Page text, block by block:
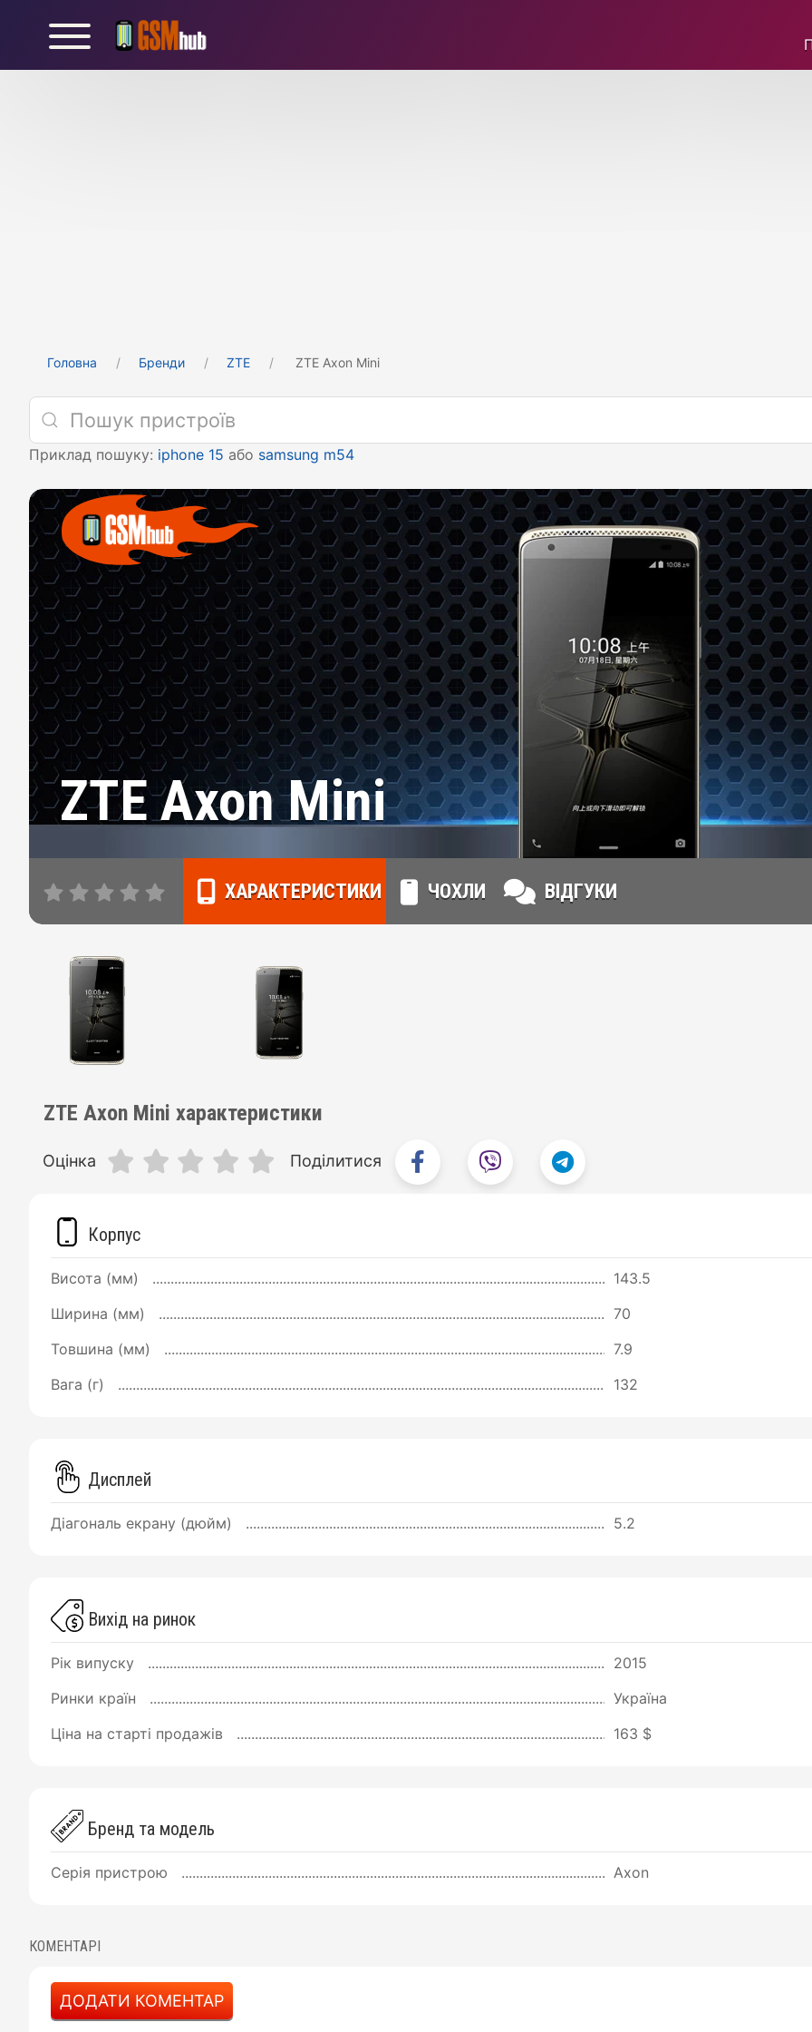
Головна Бренди ZTE ZTE Axon Mini
Приклад пошуку: iphone 15 або samsung m54
ZTE Axon Mini
ХАРАКТЕРИСТИКИ ЧОХЛИ ВІДГУКИ
ZTE Axon Mini характеристики
Оцінка Поділитися
Корпус
Висота (мм)
143.5
Ширина (мм)
70
Товшина (мм)
7.9
Вага (г)
132
Дисплей
Діагональ екрану (дюйм) 5.2
Вихід на ринок
Рік випуску
2015
Ринки країн
Україна
Ціна на старті продажів
163 $
Бренд та модель
Серія пристрою Axon
КОМЕНТАРІ
ДОДАТИ КОМЕНТАР